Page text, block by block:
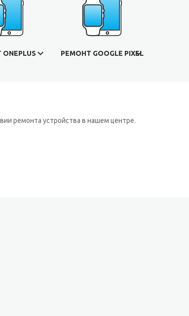
РЕМОНТ GOOGLE PIXEL
ремонта устройства в нашем центре.